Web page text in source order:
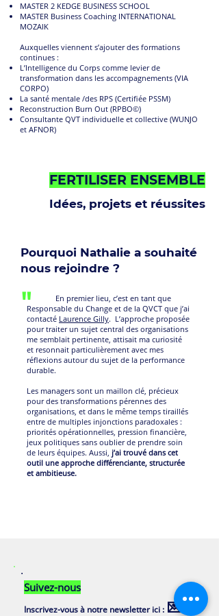
MASTER 2 KEDGE BUSINESS SCHOOL
MASTER Business Coaching INTERNATIONAL
MOZAIK
Auxquelles viennent s’ajouter des formations
continues :
L’Intelligence du Corps comme levier de
transformation dans les accompagnements (VIA
CORPO)
La santé mentale /des RPS (Certifiée PSSM)
Reconstruction Burn Out (RPBO©)
Consultante QVT individuelle et collective (WUNJO
et AFNOR)
FERTILISER ENSEMBLE
Idées, projets et réussites
Pourquoi Nathalie a souhaité
nous rejoindre ?
"En premier lieu, c’est en tant que
Responsable du Change et de la QVCT que j’ai
contacté Laurence Gilly. L’approche proposée
pour traiter un sujet central des organisations
me semblait pertinente, attisait ma curiosité
et resonnait particulièrement avec mes
réflexions autour du sujet de la performance
durable.
Les managers sont un maillon clé, précieux
pour des transformations pérennes des
organisations, et dans le même temps tiraillés
entre de multiples injonctions paradoxales :
priorités opérationnelles, pression financière,
jeux politiques sans oublier de prendre soin
de leurs équipes. ​Aussi, j’ai trouvé dans cet
outil une approche différenciante, structurée
et ambitieuse.
Suivez-nous
Inscrivez-vous à notre newsletter ici : 💌